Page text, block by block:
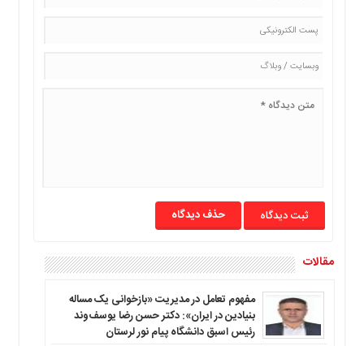
حذف دیدگاه
مقالات
مفهوم تعامل در مدیریت «بازخوانی یک مساله
بنیادین در ایران»: دکتر حسن رضا یوسف‌وند
رئیس اسبق دانشگاه پیام نور لرستان